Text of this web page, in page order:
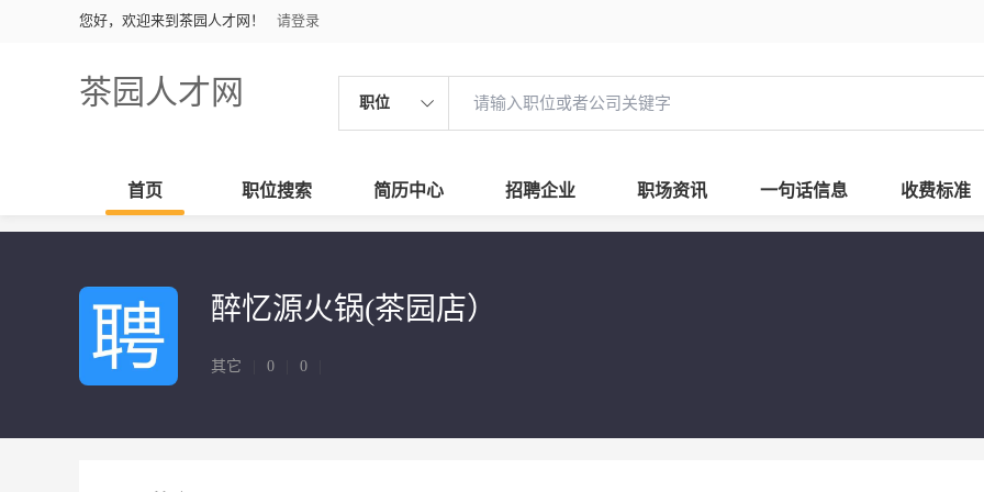
您好，欢迎来到茶园人才网！ 请登录
茶园人才网 职位
首页 职位搜索 简历中心 招聘企业 职场资讯 一句话信息 收费标准
醉忆源火锅(茶园店）
其它 0 0